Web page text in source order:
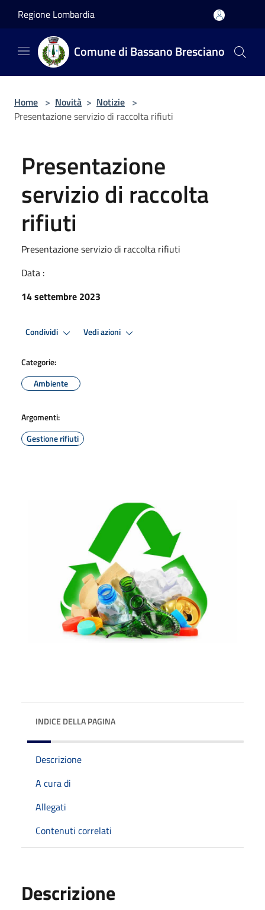
Regione Lombardia
Comune di Bassano Bresciano
Home > Novità > Notizie >
Presentazione servizio di raccolta rifiuti
Presentazione
servizio di raccolta
rifiuti
Presentazione servizio di raccolta rifiuti
Data :
14 settembre 2023
Condividi Vedi azioni
Categorie:
Ambiente
Argomenti:
Gestione rifiuti
INDICE DELLA PAGINA
Descrizione
A cura di
Allegati
Contenuti correlati
Descrizione